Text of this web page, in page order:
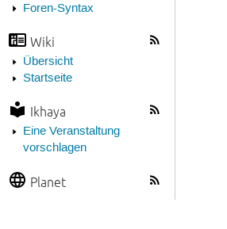
Foren-Syntax
Wiki
Übersicht
Startseite
Ikhaya
Eine Veranstaltung
vorschlagen
Planet